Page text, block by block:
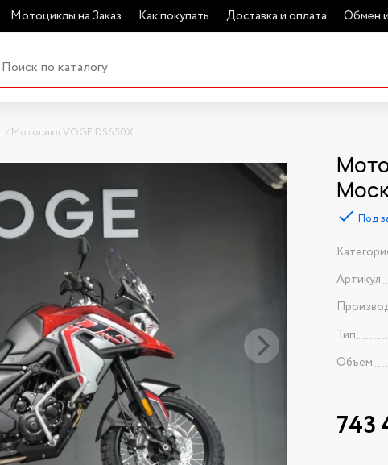
Мотоциклы на Заказ Как покупать Доставка и оплата Обмен
Мотоцикл VOGE DS650X
Под
Артикул
Тип
Объем
743